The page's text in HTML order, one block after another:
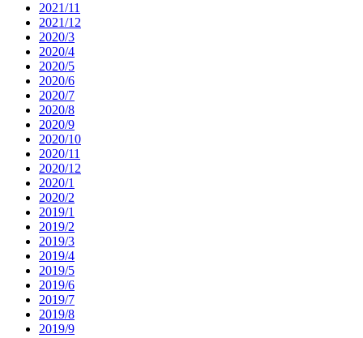
2021/11
2021/12
2020/3
2020/4
2020/5
2020/6
2020/7
2020/8
2020/9
2020/10
2020/11
2020/12
2020/1
2020/2
2019/1
2019/2
2019/3
2019/4
2019/5
2019/6
2019/7
2019/8
2019/9